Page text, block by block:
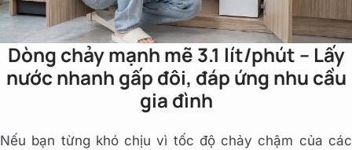
Dòng chảy mạnh mẽ 3.1 lít/phút – Lấy
nước nhanh gấp đôi, đáp ứng nhu cầu
gia đình
Nếu bạn từng khó chịu vì tốc độ chảy chậm của các